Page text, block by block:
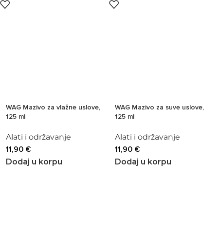
WAG Mazivo za vlažne uslove,
125 ml
Alati i održavanje
11,90 €
Dodaj u korpu
WAG Mazivo za suve uslove,
125 ml
Alati i održavanje
11,90 €
Dodaj u korpu